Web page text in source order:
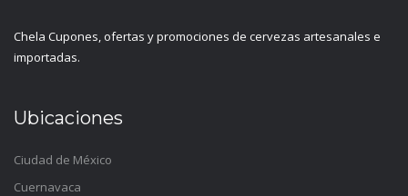
Chela Cupones, ofertas y promociones de cervezas artesanales e
importadas.
Ubicaciones
Ciudad de México
Cuernavaca